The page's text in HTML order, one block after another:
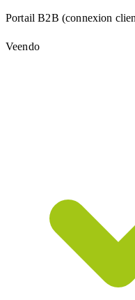
Portail B2B (connexion
Veendo